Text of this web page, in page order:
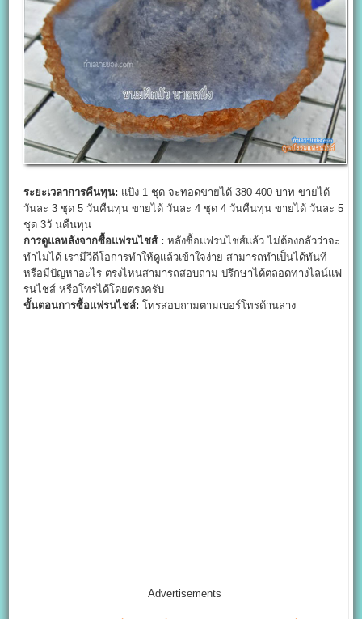
ระยะเวลาการคืนทุน: แป้ง 1 ชุด จะทอดขายได้ 380-400 บาท ขายได้
วันละ 3 ชุด 5 วันคืนทุน ขายได้ วันละ 4 ชุด 4 วันคืนทุน ขายได้ วันละ 5
ชุด 3วั นคืนทุน
การดูแลหลังจากซื้อแฟรนไชส์ : หลังซื้อแฟรนไชส์แล้ว ไม่ต้องกลัวว่าจะ
ทำไม่ได้ เรามีวีดีโอการทำให้ดูแล้วเข้าใจง่าย สามารถทำเป็นได้ทันที
หรือมีปัญหาอะไร ตรงไหนสามารถสอบถาม ปรึกษาได้ตลอดทางไลน์แฟ
รนไชส์ หรือโทรได้โดยตรงครับ
ขั้นตอนการซื้อแฟรนไชส์: โทรสอบถามตามเบอร์โทรด้านล่าง
Advertisements